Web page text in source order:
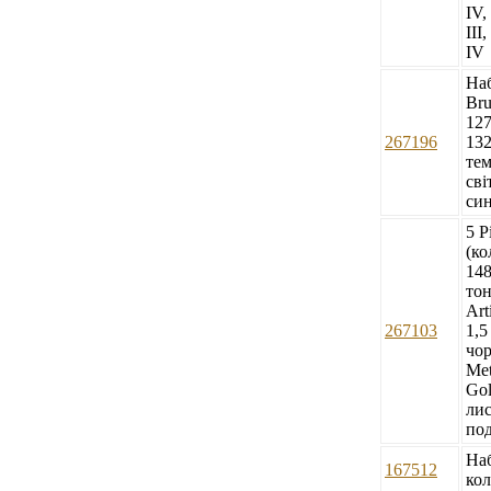
IV,
III,
IV
267196
267103
5
1,5
167512